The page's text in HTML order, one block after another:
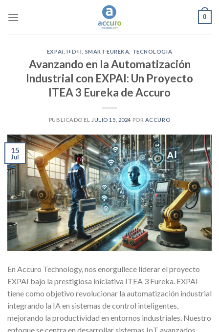
0
EXPAI I+D+I SMART EUREKA TECNOLOGIA
Avanzando en la Automatización
Industrial con EXPAI: Un Proyecto
ITEA 3 Eureka de Accuro
PUBLICADO EL JULIO 15, 2024 POR ACCURO
15
Jul
En Accuro Technology, nos enorgullece liderar el proyecto
EXPAI bajo la prestigiosa iniciativa ITEA 3 Eureka. EXPAI
tiene como objetivo revolucionar la automatización industrial
integrando la IA en sistemas de control inteligentes,
mejorando la productividad en entornos industriales. Nuestro
enfoque se centra en desarrollar sistemas IoT avanzados,